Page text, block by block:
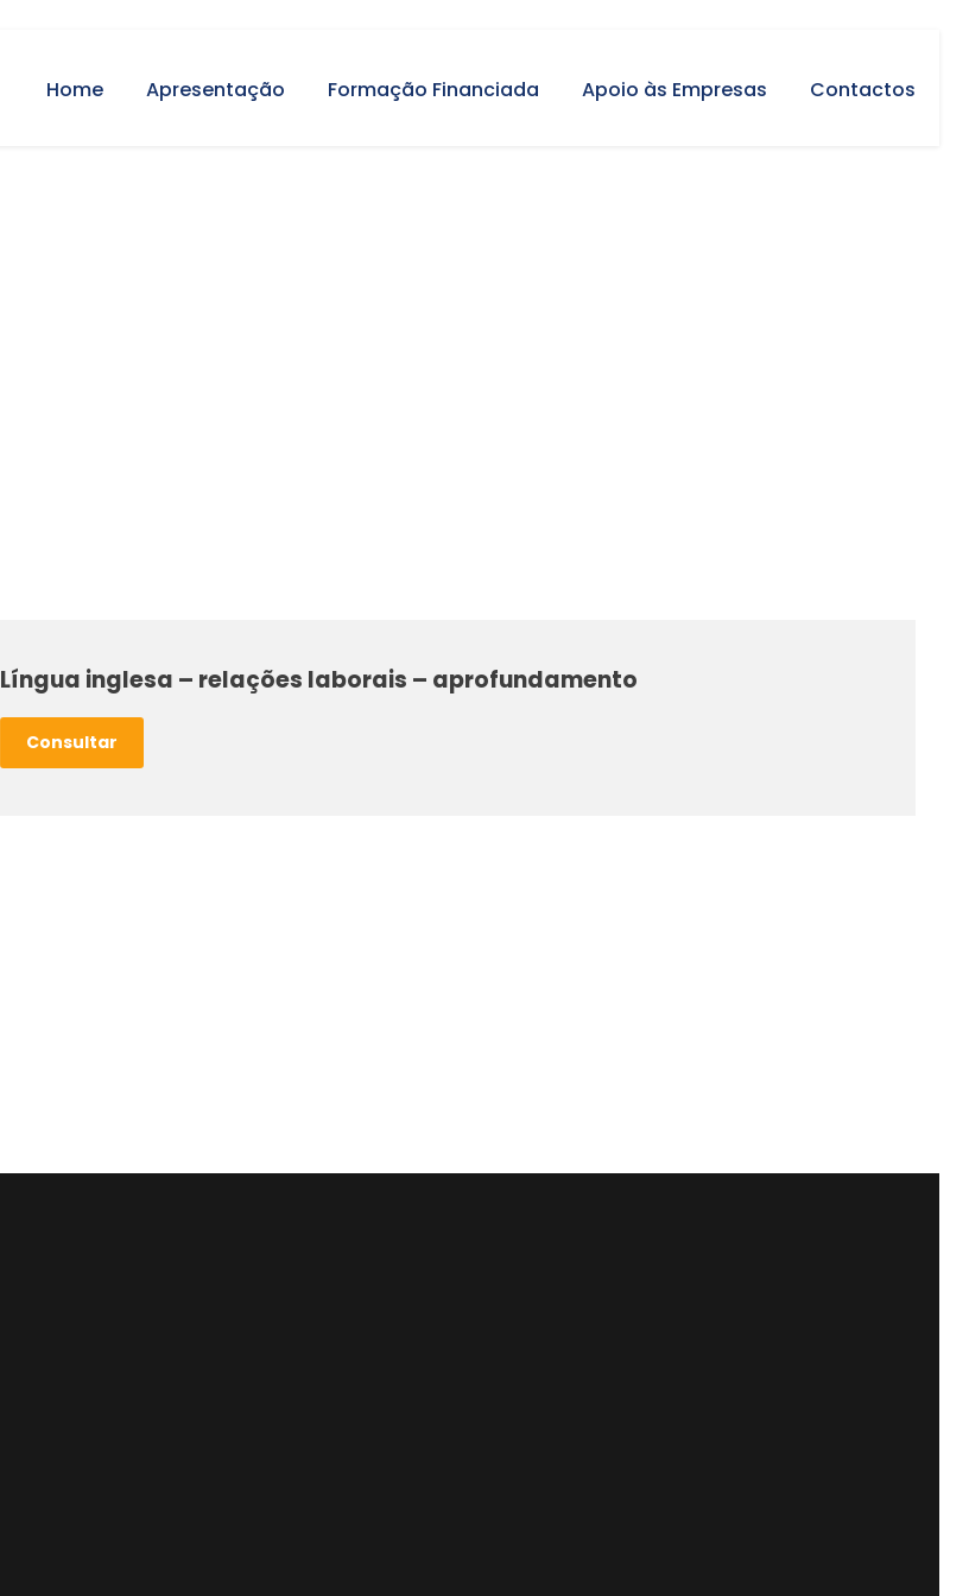
Home Apresentação Formação Financiada Apoio às Empresas Contactos
Língua inglesa – relações laborais – aprofundamento
Consultar